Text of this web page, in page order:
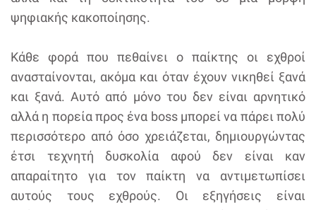
ψηφιακής κακοποίησης.
Κάθε φορά που πεθαίνει ο παίκτης οι εχθροί
ανασταίνονται, ακόμα και όταν έχουν νικηθεί ξανά
και ξανά. Αυτό από μόνο του δεν είναι αρνητικό
αλλά η πορεία προς ένα boss μπορεί να πάρει πολύ
περισσότερο από όσο χρειάζεται, δημιουργώντας
έτσι τεχνητή δυσκολία αφού δεν είναι καν
απαραίτητο για τον παίκτη να αντιμετωπίσει
αυτούς τους εχθρούς. Οι εξηγήσεις είναι